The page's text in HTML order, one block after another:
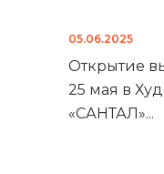
05.06.2025
Открытие
25 мая в
«САНТАЛ»...